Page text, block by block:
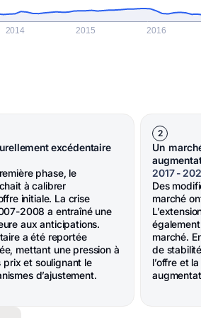
excédentaire
phase, le
à calibrer
initiale. La crise
2008 a entraîné une
aux anticipations.
a été reportée
mettant une pression à
prix et soulignant le
d’ajustement.
2
Un
2017 -
Des
marché
marché.
de
l’offre et